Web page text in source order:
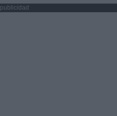
publicidad